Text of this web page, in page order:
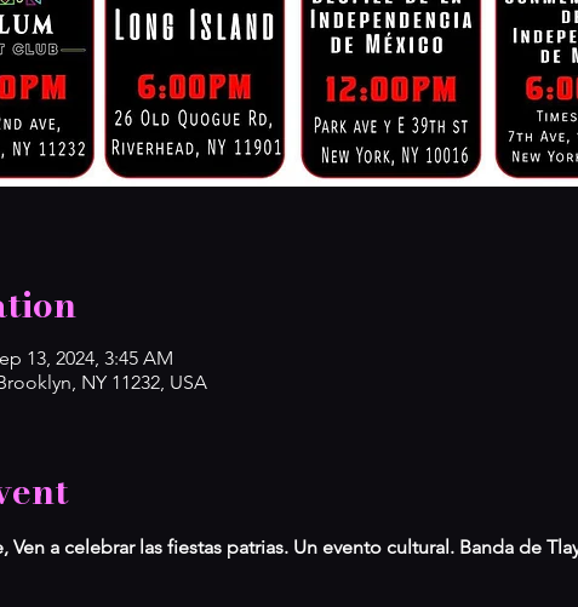
13, 2024, 3:45 AM
NY 11232, USA
Ven a celebrar las fiestas patrias. Un evento cultural. Banda de